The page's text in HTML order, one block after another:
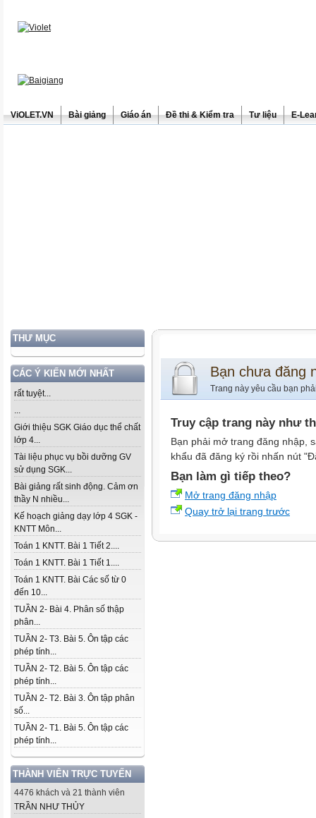
ViOLET.VN Bài giảng Giáo án Đề thi & Kiểm tra Tư liệu E-
THƯ MỤC
CÁC Ý KIẾN MỚI NHẤT
rất tuyệt...
...
Giới thiệu SGK Giáo dục thể chất
lớp 4...
Tài liệu phục vụ bồi dưỡng GV
sử dụng SGK...
Bài giảng rất sinh động. Cảm ơn
thầy N nhiều...
Kế hoạch giảng dạy lớp 4 SGK -
KNTT Môn...
Toán 1 KNTT. Bài 1 Tiết 2....
Toán 1 KNTT. Bài 1 Tiết 1....
Toán 1 KNTT. Bài Các số từ 0
đến 10...
TUẦN 2- Bài 4. Phân số thập
phân...
TUẦN 2- T3. Bài 5. Ôn tập các
phép tính...
TUẦN 2- T2. Bài 5. Ôn tập các
phép tính...
TUẦN 2- T2. Bài 3. Ôn tập phân
số...
TUẦN 2- T1. Bài 5. Ôn tập các
phép tính...
THÀNH VIÊN TRỰC TUYẾN
4476 khách và 21 thành viên
TRẦN NHƯ THỦY
Bạn chưa đăng
Trang này yêu cầu bạn
Truy cập trang này như
Bạn phải mở trang đăng nhập,
khẩu đã đăng ký rồi nhấn nút
Bạn làm gì tiếp theo?
Mở trang đăng nhập
Quay trở lại trang trước